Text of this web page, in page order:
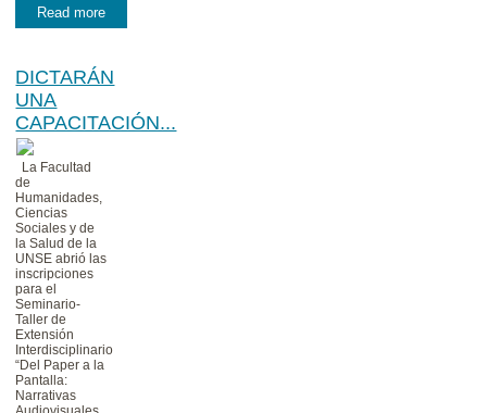
Read more
DICTARÁN
UNA
CAPACITACIÓN...
La Facultad
de
Humanidades,
Ciencias
Sociales y de
la Salud de la
UNSE abrió las
inscripciones
para el
Seminario-
Taller de
Extensión
Interdisciplinario
“Del Paper a la
Pantalla:
Narrativas